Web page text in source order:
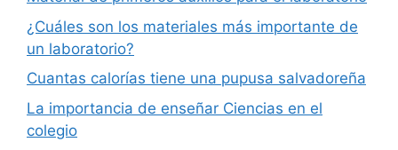
¿Cuáles son los materiales más importante de
un laboratorio?
Cuantas calorías tiene una pupusa salvadoreña
La importancia de enseñar Ciencias en el
colegio